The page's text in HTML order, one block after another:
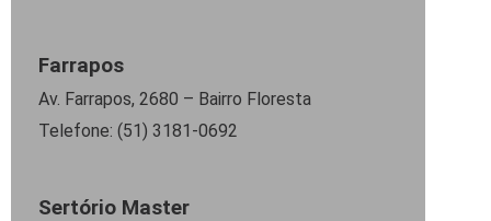
Farrapos
Av. Farrapos, 2680 – Bairro Floresta
Telefone: (51) 3181-0692
Sertório Master